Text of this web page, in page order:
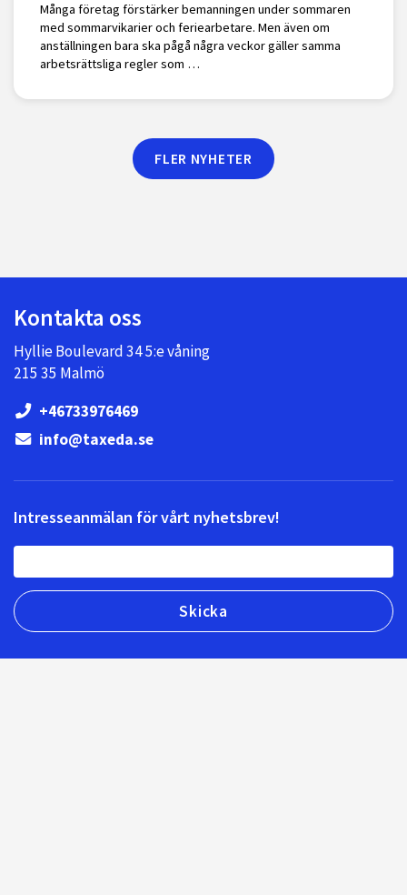
Många företag förstärker bemanningen under sommaren
med sommarvikarier och feriearbetare. Men även om
anställningen bara ska pågå några veckor gäller samma
arbetsrättsliga regler som …
FLER NYHETER
Kontakta oss
Hyllie Boulevard 34 5:e våning
215 35 Malmö
+46733976469
info@taxeda.se
Intresseanmälan för vårt nyhetsbrev!